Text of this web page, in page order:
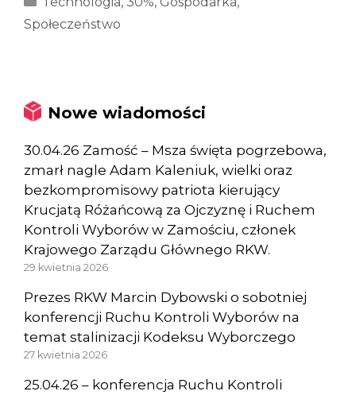
Społeczeństwo
Nowe wiadomości
30.04.26 Zamość – Msza święta pogrzebowa,
zmarł nagle Adam Kaleniuk, wielki oraz
bezkompromisowy patriota kierujący
Krucjatą Różańcową za Ojczyznę i Ruchem
Kontroli Wyborów w Zamościu, członek
Krajowego Zarządu Głównego RKW.
29 kwietnia 2026
Prezes RKW Marcin Dybowski o sobotniej
konferencji Ruchu Kontroli Wyborów na
temat stalinizacji Kodeksu Wyborczego
27 kwietnia 2026
25.04.26 – konferencja Ruchu Kontroli